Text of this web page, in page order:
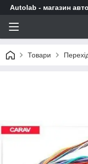
Autolab - магазин
Товари